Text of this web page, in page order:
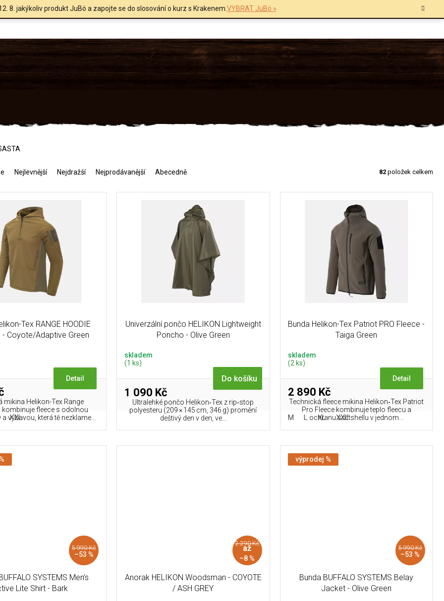
8. jakýkoliv produkt JuBö a zapojte se do slosování o kurz s Krakenem.VYBRAT JuBö »
Nejlevnější Nejdražší Nejprodávanější Abecedně 82 položek celkem
Tex RANGE HOODIE
- Coyote/Adaptive Green
Detail
mikina Helikon-Tex Range
fleece s odolnou
výbavou, která tě nezklame...
XXL
Univerzální pončo HELIKON Lightweight
Poncho - Olive Green
skladem
(1 ks)
1 090 Kč
Do košíku
Ultralehké pončo Helikon‑Tex z rip‑stop
polyesteru (209 × 145 cm, 346 g) promění
deštivý den v den, ve...
Bunda Helikon-Tex Patriot PRO Fleece -
Taiga Green
skladem
(2 ks)
2 890 Kč
Detail
Technická fleece mikina Helikon‑Tex Patriot
Pro Fleece kombinuje teplo fleecu a
ochranu softshellu v jednom...
M L XL XXL
5 990 Kč
–53 %
SYSTEMS Men’s
Lite Shirt - Bark
2 290 Kč
až
–8 %
Anorak HELIKON Woodsman - COYOTE
/ ASH GREY
výprodej %
5 990 Kč
–53 %
Bunda BUFFALO SYSTEMS Belay
Jacket - Olive Green